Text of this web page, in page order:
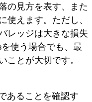
の見方を表す、また
使えます。ただし、
レッジは大きな損失
使う場合でも、最
ことが大切です。
あることを確認す